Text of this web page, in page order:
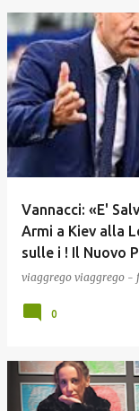
Vannacci: «E'
Armi a Kiev alla
sulle i ! Il Nuovo
viaggrego viaggrego -
0